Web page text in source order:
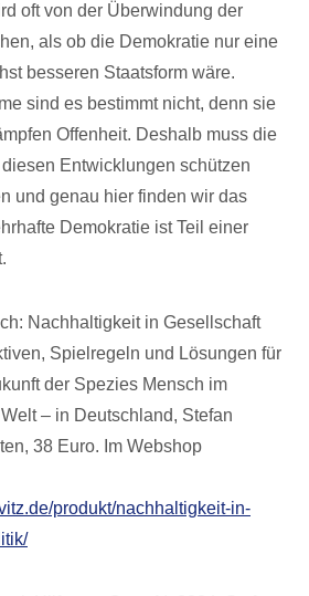
oft von der Überwindung der
als ob die Demokratie nur eine
besseren Staatsform wäre.
sind es bestimmt nicht, denn sie
Offenheit. Deshalb muss die
Entwicklungen schützen
und genau hier finden wir das
Demokratie ist Teil einer
Nachhaltigkeit in Gesellschaft
Spielregeln und Lösungen für
der Spezies Mensch im
– in Deutschland, Stefan
38 Euro. Im Webshop
produkt/nachhaltigkeit-in-